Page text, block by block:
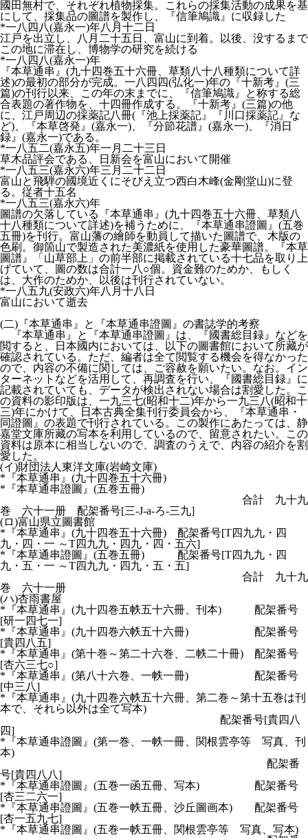
國田無村で、それぞれ植物採集。これらの採集活動の成果を基
にして、採集品の圖譜を製作し、『信筆鳩識』に収録した
*一八四八(嘉永一)年八月十二日
江戸を出立し、八月二十五日、富山に到着。以後、没するまで
この地に滞在し、博物学の研究を続ける
*一八四八(嘉永一)年
『本草通串』(九十四巻五十六冊、草類八十八種類について詳
述)の最初の部分が完成。一八四四(弘化一)年の『十新考』(三
篇)の刊行以来、この年の末までに、『信筆鳩識』と称する総
合表題の著作物を、十四冊作成する。『十新考』(三篇)の他
に、江戸周辺の採薬記八冊(『池上採薬記』『川口採薬記』な
ど)、『本草啓発』(嘉永一)、『分節花譜』(嘉永一)、『消日
録』(嘉永一)である。
*一八五二(嘉永五)年一月二十三日
草木品評会である、日新会を富山において開催
*一八五三(嘉永六)年三月二十二日
富山と飛騨の國境近くにそびえ立つ西白木峰(金剛堂山)に登
る。従者十五名
*一八五三(嘉永六)年
圖譜の欠落している『本草通串』(九十四巻五十六冊、草類八
十八種類について詳述)を補うために、『本草通串證圖』(五巻
五冊)を刊行。富山藩の繪師を動員して描いた圖譜で、木版の
色刷。御箇山で製造された美濃紙を使用した豪華圖譜。『本草
圖譜』「山草部上」の前半部に掲載されている十七品を取り上
げていて、圖の数は合計一八○個。資金難のためか、もしく
は、大作のためか、以後は刊行されていない。
*一八五九(安政六)年八月十八日
富山において逝去
(二)『本草通串』と『本草通串證圖』の書誌学的考察
『本草通串』と『本草通串證圖』は、『國書総目録』などを
閲すると、日本國内においては、以下の圖書館において所藏が
確認されている。ただ、編者は全て閲覧する機会を得なかった
ので、内容の不備に関しては、ご容赦を願いたい。なお。イン
ターネットなどを活用して、再調査を行い、『國書総目録』に
記載されていても、データが検出されない場合は割愛した。こ
の資料の影印版は、一九三七(昭和十二)年から一九三八(昭和十
三)年にかけて、日本古典全集刊行委員会から、『本草通串・
同證圖』の表題で刊行されている。この製作にあたっては、静
嘉堂文庫所藏の写本を利用しているので、留意されたい。この
資料は原本に相当しないので、調査のうえで、内容の紹介を割
愛した。
(イ)財団法人東洋文庫(岩崎文庫)
*『本草通串』(九十四巻五十六冊)
*『本草通串證圖』(五巻五冊)
合計 九十九
巻 六十一册 配架番号[三-J-a-ろ-三九]
(ロ)富山県立圖書館
*『本草通串』(九十四巻五十六冊) 配架番号[T四九九・四
九・四・一 ～T四九九・四九・四・五六]
*『本草通串證圖』(五巻五冊) 配架番号[T四九九・四
九・五・一 ～T四九九・四九・五・五]
合計 九十九
巻 六十一册
(ハ)杏雨書屋
*『本草通串』(九十四巻五帙五十六冊、刊本) 配架番号
[研一四七一]
*『本草通串』(九十四巻六帙五十六冊) 配架番号
[貴四八五]
*『本草通串』(第十巻～第二十六巻、二帙二十冊) 配架番号
[杏六三七○]
*『本草通串』(第八十六巻、一帙一冊) 配架番号
[中三八]
*『本草通串』(九十四巻六帙五十六冊、第二巻～第十五巻は刊
本で、それら以外は全て写本)
配架番号[貴四八
四]
*『本草通串證圖』(第一巻、一帙一冊、関根雲亭等 写真、刊
本)
配架番
号[貴四八八]
*『本草通串證圖』(五巻一函五冊、写本) 配架番号
[杏三二六一]
*『本草通串證圖』(五巻一帙五冊、沙丘圖画本) 配架番号
[杏一五九七]
*『本草通串證圖』(五巻一帙五冊、関根雲亭等 写真、写本)